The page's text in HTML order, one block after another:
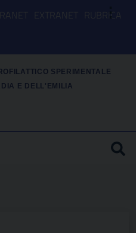
⋮
EXTRANET RUBRICA
SPERIMENTALE
E DELL'EMILIA